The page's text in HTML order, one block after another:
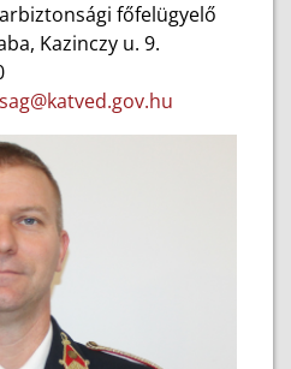
főfelügyelő
Kazinczy u. 9.